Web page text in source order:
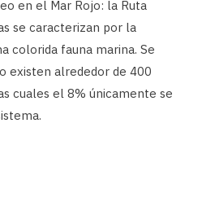
en el Mar Rojo: la Ruta
se caracterizan por la
colorida fauna marina. Se
existen alrededor de 400
cuales el 8% únicamente se